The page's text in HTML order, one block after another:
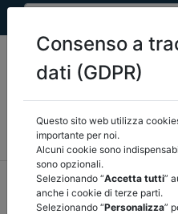
MEF FINANZA LOCALE/
CORTE DEI CONTI E
home
documenti pubblici
corte dei conti e
Consenso a
dati (GDPR)
Questo sito web utilizza
importante per noi.
Alcuni cookie sono
sono opzionali.
Selezionando “Accetta tutti”
anche i cookie di terze parti.
Selezionando “Personalizza”